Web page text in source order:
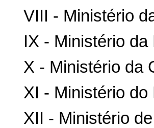
VIII - Ministério
IX - Ministério da
X - Ministério da
XI - Ministério do
XII - Ministério